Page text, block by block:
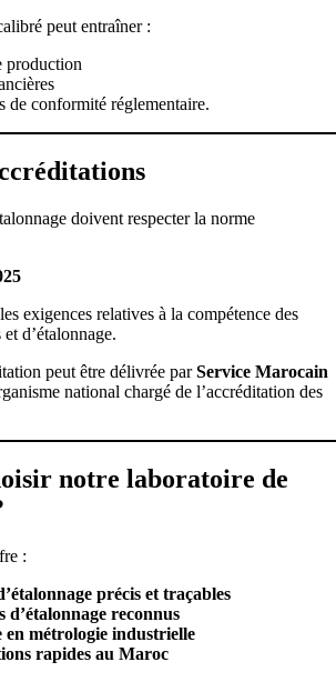
peut entraîner :
production
de conformité réglementaire.
doivent respecter la norme
exigences relatives à la compétence des
d’étalonnage.
peut être délivrée parService Marocain
national chargé de l’accréditation des
notre laboratoire de
:
précis et traçables
d’étalonnage reconnus
en métrologie industrielle
rapides au Maroc